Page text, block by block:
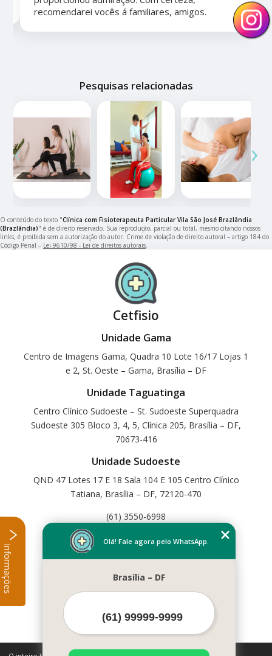
recomendarei vocês á familiares, amigos.
Pesquisas relacionadas
‹ ›
O conteúdo do texto "Clínica com Fisioterapeuta Particular Vila São José Brazlândia
(Brazlândia)" é de direito reservado. Sua reprodução, parcial ou total, mesmo citando nossos
links, é proibida sem a autorização do autor. Crime de violação de direito autoral – artigo 184 do
Código Penal – Lei 9610/98 - Lei de direitos autorais.
Cetfisio
Unidade Gama
Centro de Imagens Gama, Quadra 10 Lote 16/17 Lojas 1
e 2, St. Oeste – Gama, Brasília – DF
Unidade Taguatinga
Centro Clínico Sudoeste – St. Sudoeste Superquadra
Sudoeste 305 Bloco 3, 4, 5, Clínica 205, Brasília – DF,
70673-416
Unidade Sudoeste
QND 47 Lotes 17 E 18 Sala 104 E 105 Centro Clínico
Tatiana, Brasília – DF, 72120-470
(61) 3550-6998
Home
Serviços
Contato
Mais Serviços
Olá! Fale agora pelo WhatsApp.
Brasília – DF
Informações